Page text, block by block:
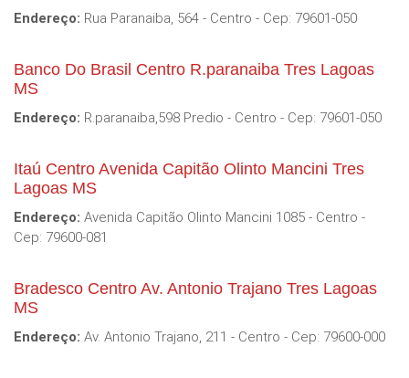
Endereço: Rua Paranaiba, 564 - Centro - Cep: 79601-050
Banco Do Brasil Centro R.paranaiba Tres Lagoas
MS
Endereço: R.paranaiba,598 Predio - Centro - Cep: 79601-050
Itaú Centro Avenida Capitão Olinto Mancini Tres
Lagoas MS
Endereço: Avenida Capitão Olinto Mancini 1085 - Centro -
Cep: 79600-081
Bradesco Centro Av. Antonio Trajano Tres Lagoas
MS
Endereço: Av. Antonio Trajano, 211 - Centro - Cep: 79600-000